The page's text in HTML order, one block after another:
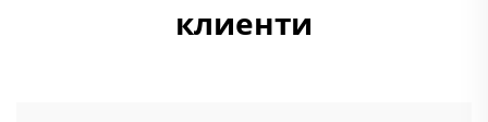
клиенти